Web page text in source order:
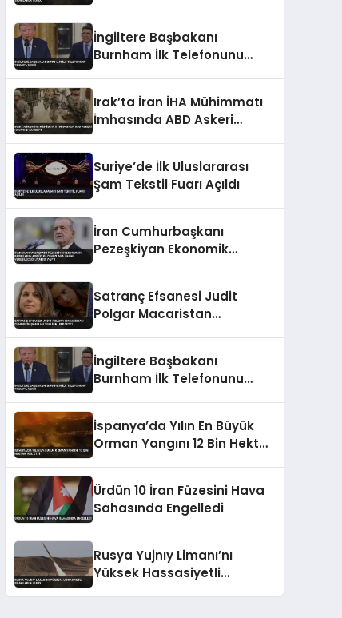
İngiltere Başbakanı
Burnham İlk Telefonunu
Irak’ta İran İHA Mühimmatı
İmhasında ABD Askeri
Suriye’de İlk Uluslararası
Şam Tekstil Fuarı Açıldı
İran Cumhurbaşkanı
Pezeşkiyan Ekonomik
Verebileceği Uyarısı Yaptı
Satranç Efsanesi Judit
Polgar Macaristan
İngiltere Başbakanı
Burnham İlk Telefonunu
İspanya’da Yılın En Büyük
Orman Yangını 12 Bin Hektarı
Ürdün 10 İran Füzesini Hava
Sahasında Engelledi
Rusya Yujnıy Limanı’nı
Yüksek Hassasiyetli